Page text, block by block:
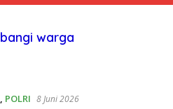
warga
, POLRI 8 Juni 2026